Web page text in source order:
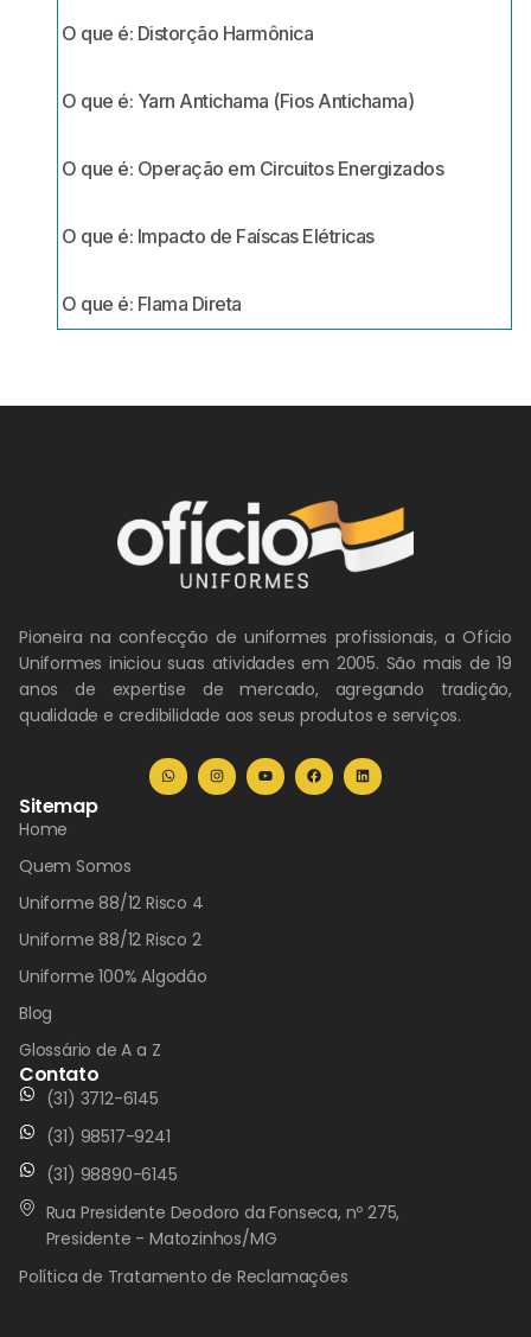
O que é: Distorção Harmônica
O que é: Yarn Antichama (Fios Antichama)
O que é: Operação em Circuitos Energizados
O que é: Impacto de Faíscas Elétricas
O que é: Flama Direta
Pioneira na confecção de uniformes profissionais, a Ofício
Uniformes iniciou suas atividades em 2005. São mais de 19
anos de expertise de mercado, agregando tradição,
qualidade e credibilidade aos seus produtos e serviços.
Sitemap
Home
Quem Somos
Uniforme 88/12 Risco 4
Uniforme 88/12 Risco 2
Uniforme 100% Algodão
Blog
Glossário de A a Z
Contato
(31) 3712-6145
(31) 98517-9241
(31) 98890-6145
Rua Presidente Deodoro da Fonseca, nº 275,
Presidente - Matozinhos/MG
Política de Tratamento de Reclamações